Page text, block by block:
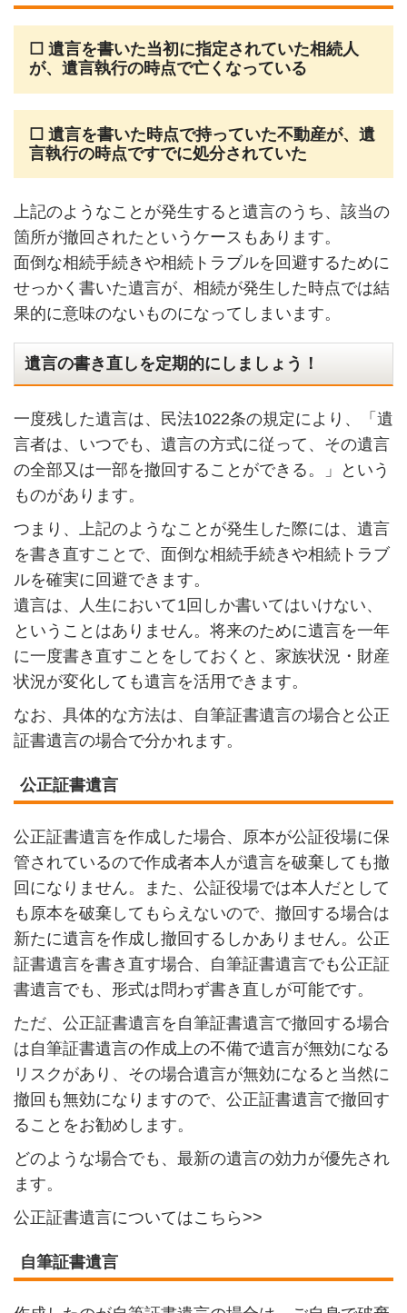
☐ 遺言を書いた当初に指定されていた相続人
が、遺言執行の時点で亡くなっている
☐ 遺言を書いた時点で持っていた不動産が、遺
言執行の時点ですでに処分されていた
上記のようなことが発生すると遺言のうち、該当の
箇所が撤回されたというケースもあります。
面倒な相続手続きや相続トラブルを回避するために
せっかく書いた遺言が、相続が発生した時点では結
果的に意味のないものになってしまいます。
遺言の書き直しを定期的にしましょう！
一度残した遺言は、民法1022条の規定により、「遺
言者は、いつでも、遺言の方式に従って、その遺言
の全部又は一部を撤回することができる。」という
ものがあります。
つまり、上記のようなことが発生した際には、遺言
を書き直すことで、面倒な相続手続きや相続トラブ
ルを確実に回避できます。
遺言は、人生において1回しか書いてはいけない、
ということはありません。将来のために遺言を一年
に一度書き直すことをしておくと、家族状況・財産
状況が変化しても遺言を活用できます。
なお、具体的な方法は、自筆証書遺言の場合と公正
証書遺言の場合で分かれます。
公正証書遺言
公正証書遺言を作成した場合、原本が公証役場に保
管されているので作成者本人が遺言を破棄しても撤
回になりません。また、公証役場では本人だとして
も原本を破棄してもらえないので、撤回する場合は
新たに遺言を作成し撤回するしかありません。公正
証書遺言を書き直す場合、自筆証書遺言でも公正証
書遺言でも、形式は問わず書き直しが可能です。
ただ、公正証書遺言を自筆証書遺言で撤回する場合
は自筆証書遺言の作成上の不備で遺言が無効になる
リスクがあり、その場合遺言が無効になると当然に
撤回も無効になりますので、公正証書遺言で撤回す
ることをお勧めします。
どのような場合でも、最新の遺言の効力が優先され
ます。
公正証書遺言についてはこちら>>
自筆証書遺言